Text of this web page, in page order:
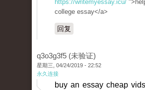
https://writemyessay.icu/
college essay</a>
回复
q3o3g3f5 (未验证)
星期三, 04/24/2019 - 22:52
永久连接
buy an essay cheap vids